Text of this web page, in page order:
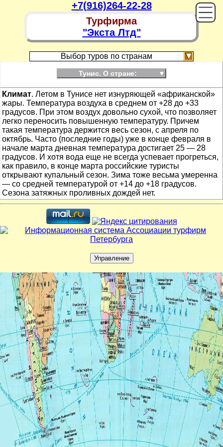
+7(916)264-22-28
Турфирма
"Экста Лтд"
Выбор туров по странам
Тунис. О стране: ▼
Климат. Летом в Тунисе нет изнуряющей «африканской»
жары. Температура воздуха в среднем от +28 до +33
градусов. При этом воздух довольно сухой, что позволяет
легко переносить повышенную температуру. Причем
такая температура держится весь сезон, с апреля по
октябрь. Часто (последние годы) уже в конце февраля в
начале марта дневная температура достигает 25 — 28
градусов. И хотя вода еще не всегда успевает прогреться,
как правило, в конце марта российские туристы
открывают купальный сезон. Зима тоже весьма умеренна
— со средней температурой от +14 до +18 градусов.
Сезона затяжных проливных дождей нет.